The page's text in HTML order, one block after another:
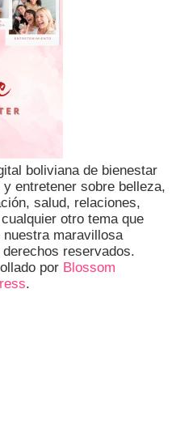
boliviana de bienestar
entretener sobre belleza,
salud, relaciones,
otro tema que
maravillosa
reservados.
por Blossom
.